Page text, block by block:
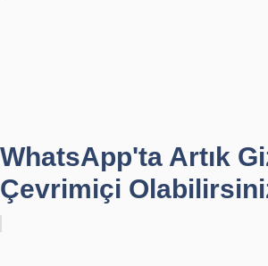
WhatsApp'ta Artık
Çevrimiçi